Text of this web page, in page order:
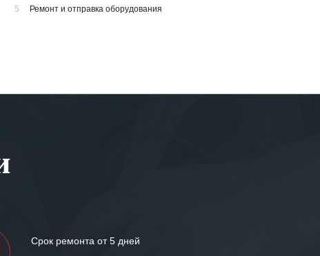
5 Ремонт и отправка оборудования
Срок ремонта от 5 дней